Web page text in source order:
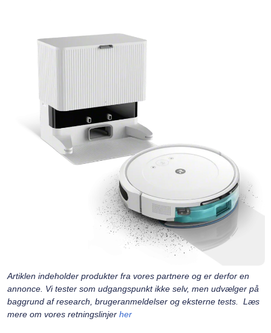
Artiklen indeholder produkter fra vores partnere og er derfor en
annonce. Vi tester som udgangspunkt ikke selv, men udvælger på
baggrund af research, brugeranmeldelser og eksterne tests. Læs
mere om vores retningslinjer her